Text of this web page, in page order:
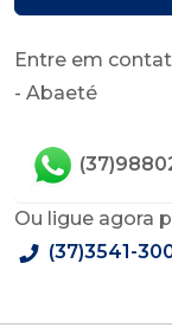
Entre em
- Abaeté
Ou ligue agora
(37)3541-